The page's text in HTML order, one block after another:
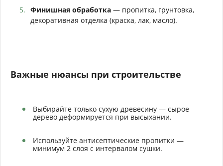
Финишная обработка — пропитка, грунтовка,
декоративная отделка (краска, лак, масло).
Важные нюансы при строительстве
Выбирайте только сухую древесину — сырое
дерево деформируется при высыхании.
Используйте антисептические пропитки —
минимум 2 слоя с интервалом сушки.